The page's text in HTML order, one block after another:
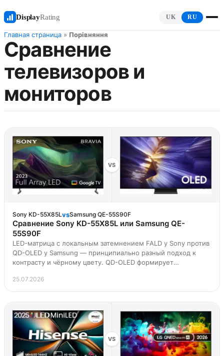
DisplayRating UK RU
Главная страница » Порівняння
Сравнение
телевизоров и
мониторов
VS
Sony KD-55X85LvsSamsung QE-55S90F
Сравнение Sony KD-55X85L или Samsung QE-
55S90F
LED-матрица с локальным затемнением FALD у Sony против
QD-OLED у Samsung — принципиально разный подход к
контрасту и чёрному цвету. QD-OLED формирует
могут полностью выключаться, поэтому чёрный цвет
светодиодов позади LCD-слоя — контраст хороший, но не
абсолютный, возможны […]
25.07.2026
VS